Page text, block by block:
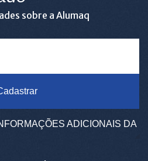
sobre a Alumaq
ADICIONAIS DA